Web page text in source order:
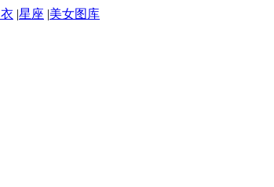
|星座 |美女图库